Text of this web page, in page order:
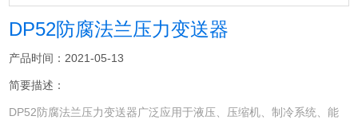
DP52防腐法兰压力变送器
产品时间：2021-05-13
简要描述：
DP52防腐法兰压力变送器广泛应用于液压、压缩机、制冷系统、能